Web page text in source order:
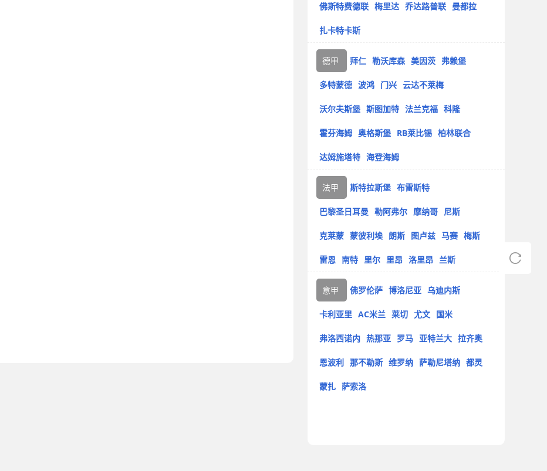
佛斯特费德联 梅里达 乔达路普联 曼都拉
扎卡特卡斯
德甲 拜仁 勒沃库森 美因茨 弗赖堡
多特蒙德 波鸿 门兴 云达不莱梅
沃尔夫斯堡 斯图加特 法兰克福 科隆
霍芬海姆 奥格斯堡 RB莱比锡 柏林联合
达姆施塔特 海登海姆
法甲 斯特拉斯堡 布雷斯特
巴黎圣日耳曼 勒阿弗尔 摩纳哥 尼斯
克莱蒙 蒙彼利埃 朗斯 图卢兹 马赛 梅斯
雷恩 南特 里尔 里昂 洛里昂 兰斯
意甲 佛罗伦萨 博洛尼亚 乌迪内斯
卡利亚里 AC米兰 莱切 尤文 国米
弗洛西诺内 热那亚 罗马 亚特兰大 拉齐奥
恩波利 那不勒斯 维罗纳 萨勒尼塔纳 都灵
蒙扎 萨索洛